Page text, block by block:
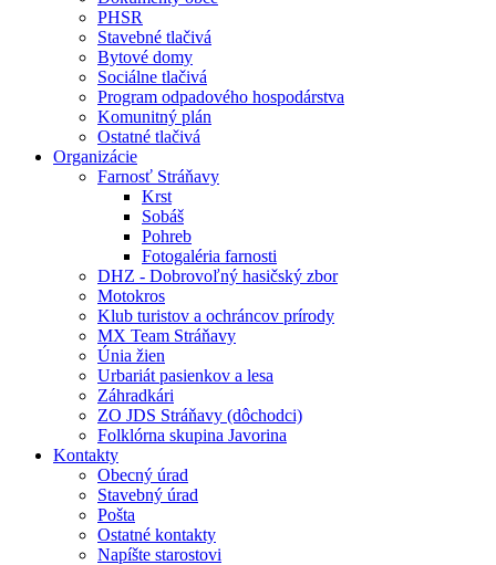
PHSR
Stavebné tlačivá
Bytové domy
Sociálne tlačivá
Program odpadového hospodárstva
Komunitný plán
Ostatné tlačivá
Organizácie
Farnosť Stráňavy
Krst
Sobáš
Pohreb
Fotogaléria farnosti
DHZ - Dobrovoľný hasičský zbor
Motokros
Klub turistov a ochráncov prírody
MX Team Stráňavy
Únia žien
Urbariát pasienkov a lesa
Záhradkári
ZO JDS Stráňavy (dôchodci)
Folklórna skupina Javorina
Kontakty
Obecný úrad
Stavebný úrad
Pošta
Ostatné kontakty
Napíšte starostovi